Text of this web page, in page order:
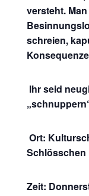
versteht.
schreien,
Ihr seid
Ort:
Schlösschen
Zeit: